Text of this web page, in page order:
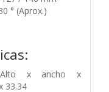
° (Aprox.)
(Alto x ancho x
33.34